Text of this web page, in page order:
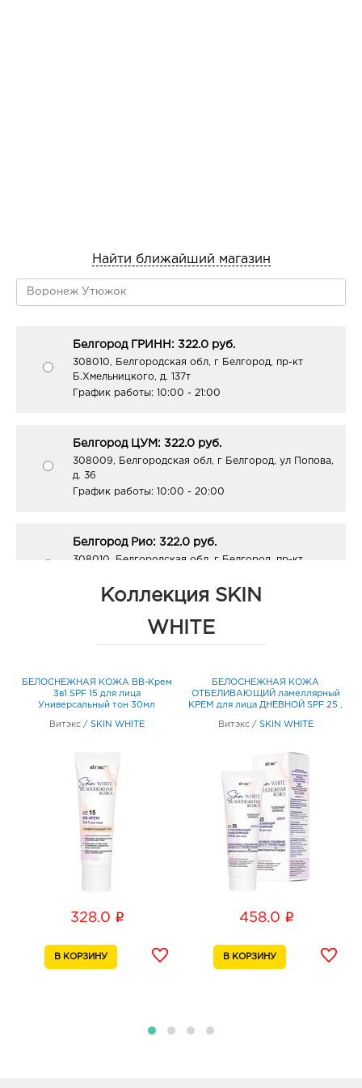
Найти ближайший магазин
Белгород ГРИНН: 322.0 руб.
308010, Белгородская обл, г Белгород, пр-кт
Б.Хмельницкого, д. 137т
График работы: 10:00 - 21:00
Белгород ЦУМ: 322.0 руб.
308009, Белгородская обл, г Белгород, ул Попова,
д. 36
График работы: 10:00 - 20:00
Белгород Рио: 322.0 руб.
308010, Белгородская обл, г Белгород, пр-кт
График работы:10:00 - 21:00
График работы: 9:00 - 20:00
308036, Белгородская обл, г Белгород, ул Конева,
График работы:
Белгород Линия-1: 322.0 руб.
308033, Белгородская обл, г Белгород, ул
308009, Белгородская обл, г Белгород, ул 50-
летия Белгородской области, д. 11
Белгород Центральный рынок: 322.0 руб.
Коллекция SKIN
WHITE
БЕЛОСНЕЖНАЯ КОЖА BB-Крем
3в1 SPF 15 для лица
Универсальный тон 30мл
Витэкс / SKIN WHITE
328.0 i
БЕЛОСНЕЖНАЯ КОЖА
ОТБЕЛИВАЮЩИЙ ламеллярный
КРЕМ для лица ДНЕВНОЙ SPF 25 ,
Витэкс / SKIN WHITE
458.0 i